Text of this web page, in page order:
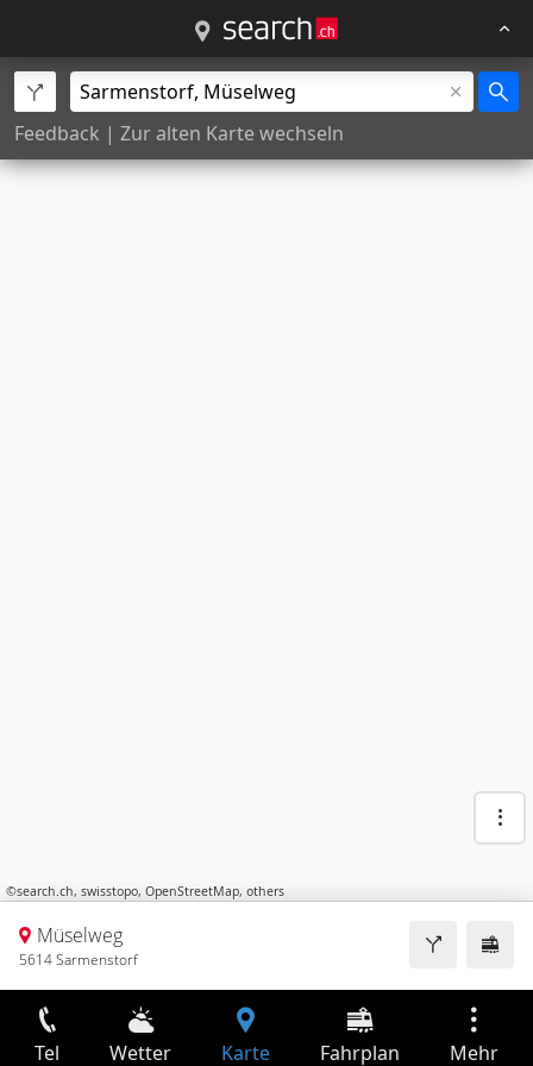
Feedback | Zur alten Karte wechseln
©search.ch, swisstopo, OpenStreetMap, others
Müselweg
5614 Sarmenstorf
Tel Wetter Karte Fahrplan Mehr